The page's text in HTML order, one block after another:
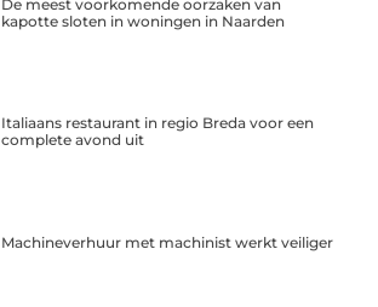
De meest voorkomende oorzaken van
kapotte sloten in woningen in Naarden
Italiaans restaurant in regio Breda voor een
complete avond uit
Machineverhuur met machinist werkt veiliger